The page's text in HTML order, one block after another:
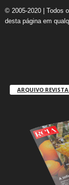
© 2005-2020 | Todos
desta página em
ARQUIVO